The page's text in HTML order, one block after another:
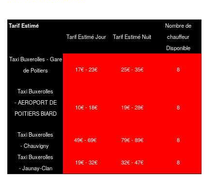
Tarif Estimé
Tarif Estimé Jour
Tarif Estimé Nuit
Nombre de
chauffeur
Disponible
Taxi Buxerolles - Gare
de Poitiers
17€ - 23€ 25€ - 35€ 8
Taxi Buxerolles
- AEROPORT DE
POITIERS BIARD
10€ - 18€ 19€ - 28€ 8
Taxi Buxerolles
- Chauvigny
49€ - 69€ 79€ - 89€ 8
Taxi Buxerolles
- Jaunay-Clan
19€ - 32€ 32€ - 47€ 8